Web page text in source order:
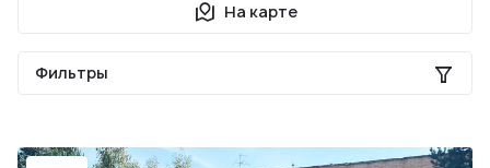
На карте
Фильтры